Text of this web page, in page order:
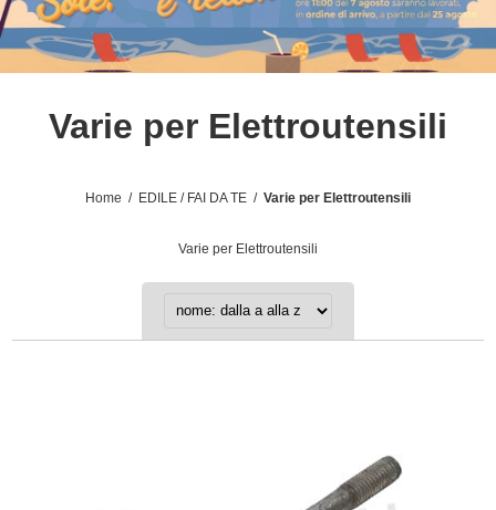
Varie per Elettroutensili
Home / EDILE / FAI DA TE / Varie per Elettroutensili
Varie per Elettroutensili